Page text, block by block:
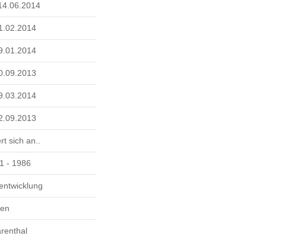
sich an..
- 1986